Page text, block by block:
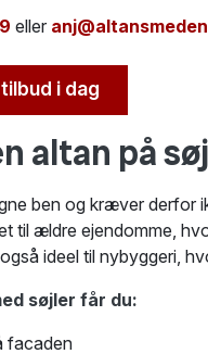
eller
i dag
altan på
ben og kræver
til ældre ejendomme,
ideel til nybyggeri,
søjler får du:
facaden